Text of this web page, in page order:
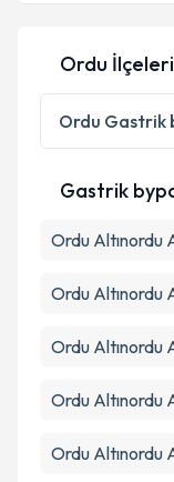
Ordu İlçeleri
Ordu Gastrik
Gastrik
Ordu Altınordu
Ordu Altınordu
Ordu Altınordu
Ordu Altınordu
Ordu Altınordu